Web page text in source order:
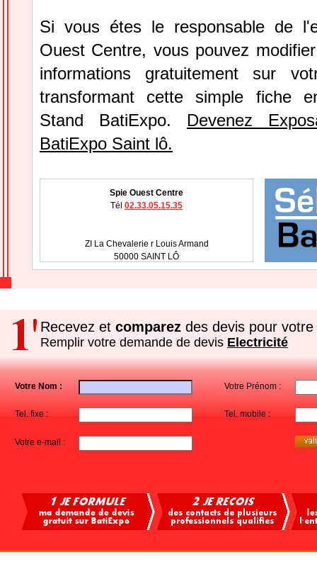
Si vous étes le responsable de
Ouest Centre, vous pouvez
informations gratuitement sur
transformant cette simple fiche
Stand BatiExpo. Devenez
BatiExpo Saint lô.
Spie Ouest Centre
Tél 02.33.05.15.35
ZI La Chevalerie r Louis Armand
50000 SAINT LÔ
Recevez et comparez des devis pour votre
Remplir votre demande de devis Electricité
Votre Nom : Votre Prénom :
Tel. fixe : Tel. mobile :
Votre e-mail :